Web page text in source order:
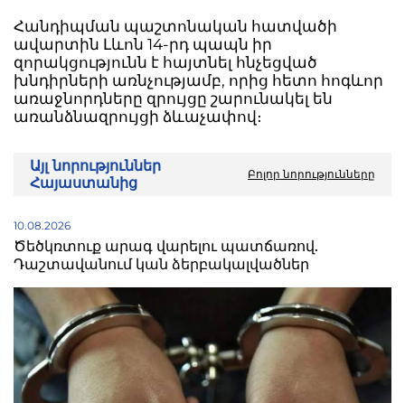
Հանդիպման պաշտոնական հատվածի
ավարտին Լևոն 14-րդ պապն իր
զորակցությունն է հայտնել հնչեցված
խնդիրների առնչությամբ, որից հետո հոգևոր
առաջնորդները զրույցը շարունակել են
առանձնազրույցի ձևաչափով։
Այլ նորություններ
Հայաստանից
Բոլոր նորությունները
10.08.2026
Ծեծկռտուք արագ վարելու պատճառով.
Դաշտավանում կան ձերբակալվածներ